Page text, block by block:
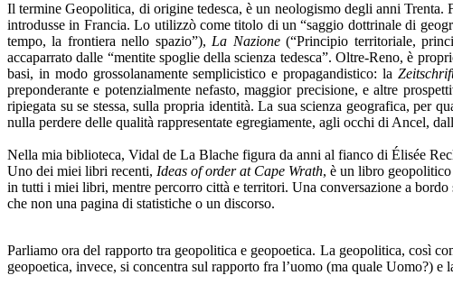
Il termine Geopolitica, di origine tedesca, è un neologismo degli anni
introdusse in Francia. Lo utilizzò come titolo di un “saggio dottrinale di
tempo, la frontiera nello spazio”),La Nazione(“Principio territoriale,
accaparrato dalle “mentite spoglie della scienza tedesca”. Oltre-Reno, è
basi, in modo grossolanamente semplicistico e propagandistico: la
preponderante e potenzialmente nefasto, maggior precisione, e altre
ripiegata su se stessa, sulla propria identità. La sua scienza geografica, per
nulla perdere delle qualità rappresentate egregiamente, agli occhi di Ancel,
Nella mia biblioteca, Vidal de La Blache figura da anni al fianco di Élisée
Uno dei miei libri recenti, Ideas of order at Cape Wrath, è un libro
in tutti i miei libri, mentre percorro città e territori. Una conversazione a
che non una pagina di statistiche o un discorso.
Parliamo ora del rapporto tra geopolitica e geopoetica. La geopolitica, così
geopoetica, invece, si concentra sul rapporto fra l’uomo (ma quale Uomo?)